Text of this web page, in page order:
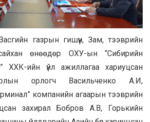
газрын гишүүн, Зам, тээврийн
өнөөдөр ОХУ-ын “Сибирийн
ХХК-ийн үйл ажиллагаа хариуцсан
орлогч Васильченко А.И,
компанийн агаарын тээврийн
захирал Бобров А.В, Горькийн